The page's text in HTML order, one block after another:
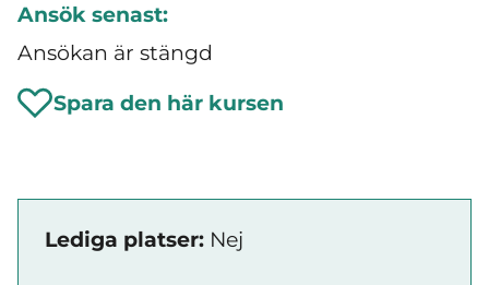
Ansök senast:
Ansökan är stängd
Spara den här kursen
Lediga platser: Nej